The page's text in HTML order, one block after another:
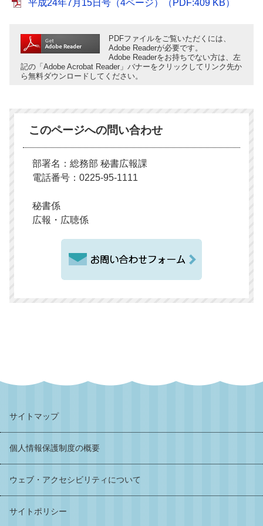
平成24年7月15日号（4ページ）（PDF:409 KB）
PDFファイルをご覧いただくには、
Adobe Readerが必要です。
Adobe Readerをお持ちでない方は、左
記の「Adobe Acrobat Reader」バナーをクリックしてリンク先か
ら無料ダウンロードしてください。
このページへの問い合わせ
部署名：総務部 秘書広報課
電話番号：0225-95-1111
秘書係
広報・広聴係
サイトマップ
個人情報保護制度の概要
ウェブ・アクセシビリティについて
サイトポリシー